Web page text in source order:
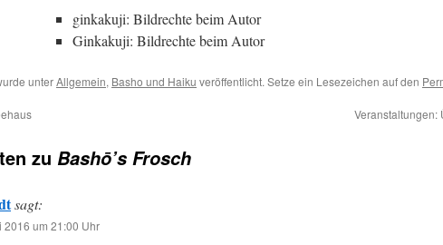
ginkakuji: Bildrechte beim Autor
Ginkakuji: Bildrechte beim Autor
unterAllgemein, Basho und Haiku veröffentlicht. Setze ein Lesezeichen auf den
Veranstaltungen:
zu Bashō’s Frosch
sagt:
2016 um 21:00 Uhr